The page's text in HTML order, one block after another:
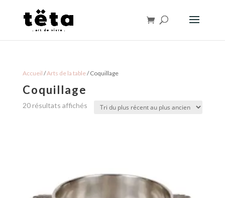
Accueil /Arts de la table/ Coquillage
Coquillage
20 résultats affichésTrié